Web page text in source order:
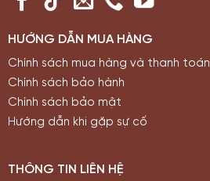
HƯỚNG DẪN MUA HÀNG
Chính sách mua hàng và thanh toán
Chính sách bảo hành
Chính sách bảo mật
Hướng dẫn khi gặp sự cố
THÔNG TIN LIÊN HỆ